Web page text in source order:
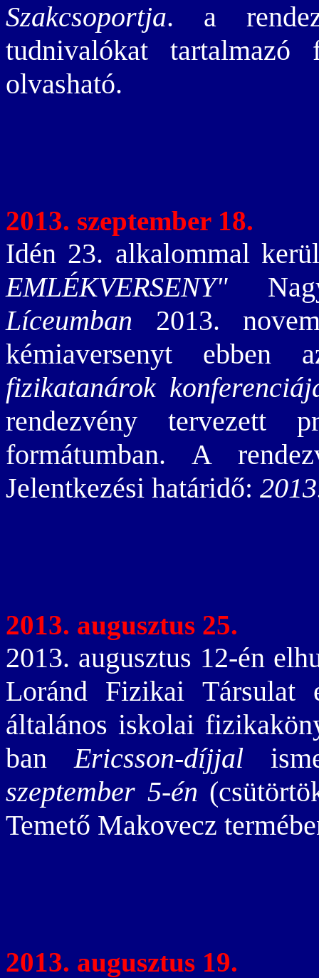
Szakcsoportja. a
tudnivalókat
olvasható.
2013. szeptember 18.
Idén 23. alkalommal
EMLÉKVERSENY"
Líceumban 2013.
kémiaversenyt
fizikatanárok
rendezvény tervezett
formátumban. A
Jelentkezési határidő:
2013. augusztus 25.
2013. augusztus 12-én
Loránd Fizikai Társulat
általános iskolai
banEricsson-díjjal
szeptember 5-én
Temető Makovecz
2013. augusztus 19.